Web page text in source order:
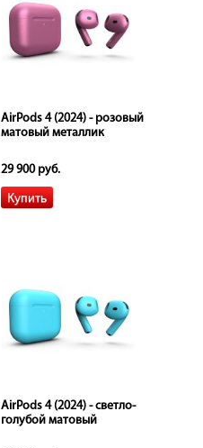
AirPods 4 (2024) - розовый
матовый металлик
29 900 руб.
AirPods 4 (2024) - светло-
голубой матовый